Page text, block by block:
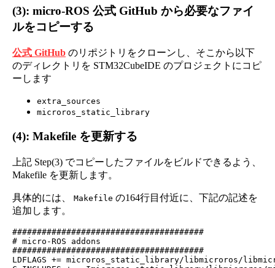
(3): micro-ROS 公式 GitHub から必要なファイ
ルをコピーする
公式 GitHub のリポジトリをクローンし、そこから以下
のディレクトリを STM32CubeIDE のプロジェクトにコピ
ーします
extra_sources
microros_static_library
(4): Makefile を更新する
上記 Step(3) でコピーしたファイルをビルドできるよう、
Makefile を更新します。
具体的には、 Makefile の164行目付近に、下記の記述を
追加します。
#######################################
# micro-ROS addons
#######################################
LDFLAGS += microros_static_library/libmicroros/